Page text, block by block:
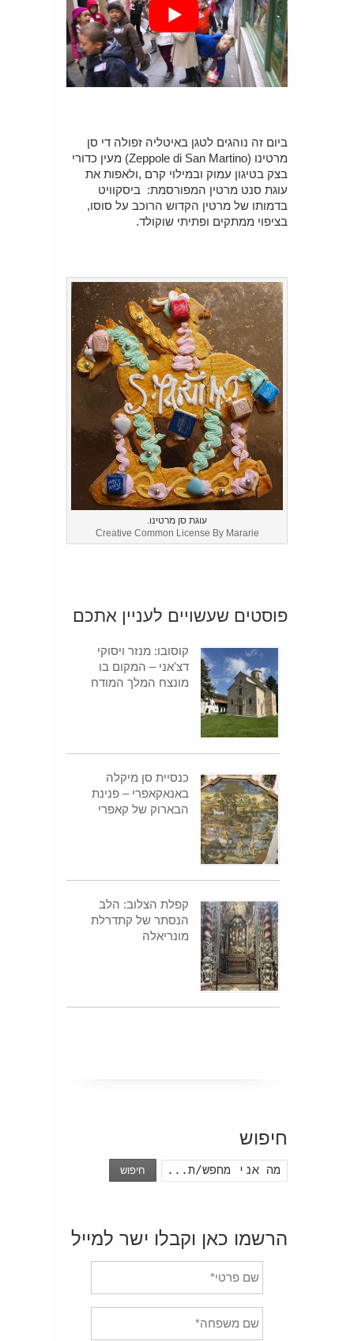
ביום זה נוהגים לטגן באיטליה זפולה די סן
מרטינו (Zeppole di San Martino) מעין כדורי
בצק בטיגון עמוק ובמילוי קרם ,ולאפות את
עוגת סנט מרטין המפורסמת: ביסקוויט
בדמותו של מרטין הקדוש הרוכב על סוסו,
בציפוי ממתקים ופתיתי שוקולד.
עוגת סן מרטינו.
Creative Common License By Mararie
פוסטים שעשויים לעניין אתכם
קוסובו: מנזר ויסוקי
דצ'אני – המקום בו
מונצח המלך המודח
כנסיית סן מיקלה
באנאקאפרי – פנינת
הבארוק של קאפרי
קפלת הצלוב: הלב
הנסתר של קתדרלת
מונריאלה
חיפוש
חיפוש
הרשמו כאן וקבלו ישר למייל